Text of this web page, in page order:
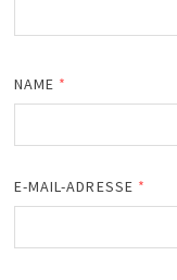
NAME *
E-MAIL-ADRESSE *